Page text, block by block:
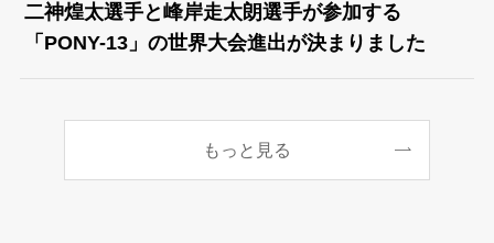
二神煌太選手と峰岸走太朗選手が参加する
「PONY-13」の世界大会進出が決まりました
もっと見る